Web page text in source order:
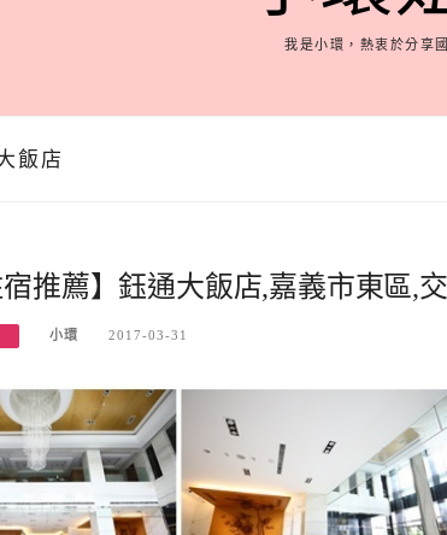
我是小環，熱衷於分享
飯店
宿推薦】鈺通大飯店,嘉義市東區,
小環 2017-03-31